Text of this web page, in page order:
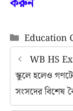
Categories
Education
WB HS
স্কুলে হলেও
সংসদের বিশেষ